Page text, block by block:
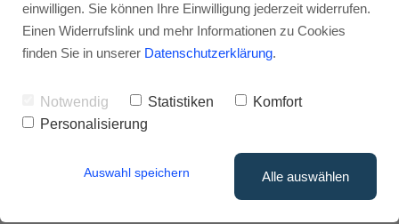
Internal Linking Tool
Stephan Ochmann
SEMrush Bewertung:Entdecke, wie
SEMrush Dein SEO revolutionieren
einwilligen. Sie können Ihre Einwilligung jederzeit widerrufen.
Einen Widerrufslink und mehr Informationen zu Cookies
finden Sie in unserer Datenschutzerklärung.
Notwendig Statistiken
Komfort
Personalisierung
Auswahl speichern Alle auswählen